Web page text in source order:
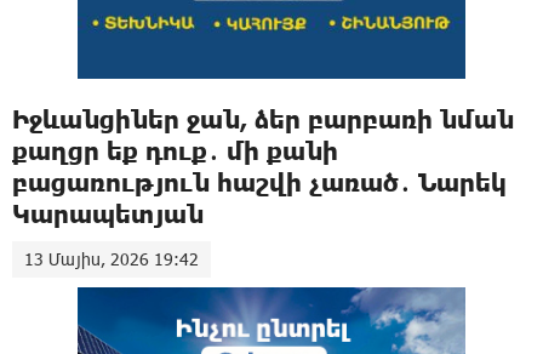
Իջևանցիներ ջան, ձեր բարբառի նման
քաղցր եք դուք․ մի քանի
բացառություն հաշվի չառած․ Նարեկ
Կարապետյան
13 Մայիս, 2026 19:42